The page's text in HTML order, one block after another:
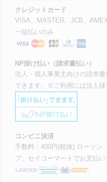
クレジットカード
VISA、MASTER、JCB、
一括払いのみ
NP掛け払い（請求書払い）
法人・個人事業主向けの請求
できます。※ご利用には法人様
コンビニ決済
手数料：400円(税抜) ローソン
プ、セイコーマートでお支払い